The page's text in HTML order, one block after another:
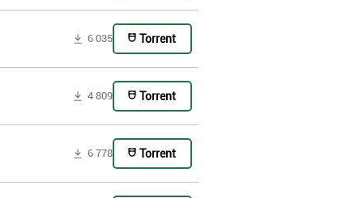
6 035 Torrent
4 809 Torrent
6 778 Torrent